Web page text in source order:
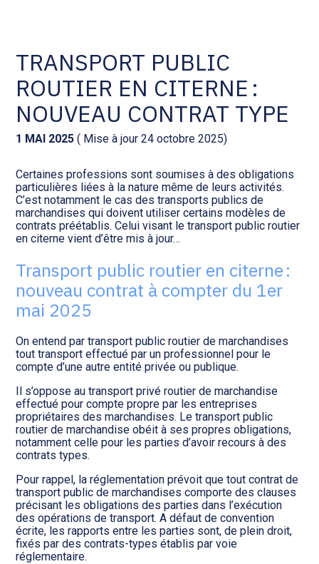
Social et ressources humaines
Assistance juridique
Audit légal
Gestion de patrimoine
Procédures collectives
Transition numérique
Tenue de votre comptabilité :
ACD
Facturation et pilotage :
Facturation et pilotage : MEG
Analyse et tableau de bord :
WAIBI
Gérer vos ressources
humaines : SILAE
TRANSPORT PUBLIC
ROUTIER EN CITERNE :
NOUVEAU CONTRAT TYPE
1 MAI 2025 ( Mise à jour 24 octobre 2025)
Certaines professions sont soumises à des obligations
particulières liées à la nature même de leurs activités.
C’est notamment le cas des transports publics de
marchandises qui doivent utiliser certains modèles de
contrats préétablis. Celui visant le transport public routier
en citerne vient d’être mis à jour…
Transport public routier en citerne :
nouveau contrat à compter du 1er
mai 2025
On entend par transport public routier de marchandises
tout transport effectué par un professionnel pour le
compte d’une autre entité privée ou publique.
Il s’oppose au transport privé routier de marchandise
effectué pour compte propre par les entreprises
propriétaires des marchandises. Le transport public
routier de marchandise obéit à ses propres obligations,
notamment celle pour les parties d’avoir recours à des
contrats types.
Pour rappel, la réglementation prévoit que tout contrat de
transport public de marchandises comporte des clauses
précisant les obligations des parties dans l’exécution
des opérations de transport. A défaut de convention
écrite, les rapports entre les parties sont, de plein droit,
fixés par des contrats-types établis par voie
réglementaire.